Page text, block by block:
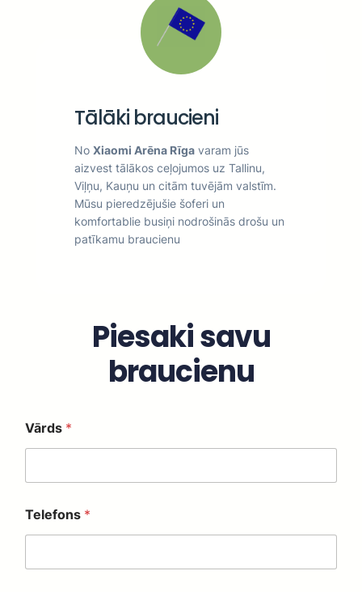
Tālāki braucieni
No Xiaomi Arēna Rīga varam jūs
aizvest tālākos ceļojumos uz Tallinu,
Viļņu, Kauņu un citām tuvējām valstīm.
Mūsu pieredzējušie šoferi un
komfortablie busiņi nodrošinās drošu un
patīkamu braucienu
Piesaki savu
braucienu
Vārds *
Telefons *